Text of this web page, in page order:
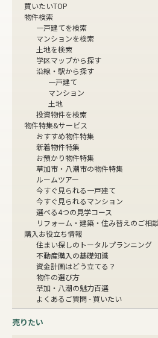
買いたいTOP
物件検索
一戸建てを検索
マンションを検索
土地を検索
学区マップから探す
沿線・駅から探す
一戸建て
マンション
土地
投資物件を検索
物件特集&サービス
おすすめ物件特集
新着物件特集
お預かり物件特集
草加市・八潮市の物件特集
ルームツアー
今すぐ見られる一戸建て
今すぐ見られるマンション
選べる4つの見学コース
リフォーム・建築・住み替えのご相
購入お役立ち情報
住まい探しのトータルプランニング
不動産購入の基礎知識
資金計画はどう立てる？
物件の選び方
草加・八潮の魅力百選
よくあるご質問 - 買いたい
売りたい